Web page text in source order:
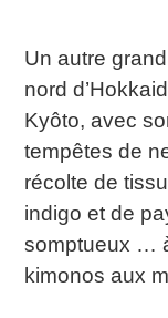
Un autre
nord
Kyôto, avec
tempêtes de
récolte de
indigo et de
somptueux …
kimonos aux